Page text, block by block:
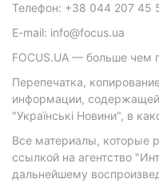
Телефон: +38 044 207 45
E-mail: info@focus.ua
FOCUS.UA — больше чем
Перепечатка,
информации,
"Українські Новини", в
Все материалы, которые
ссылкой на агентство
дальнейшему